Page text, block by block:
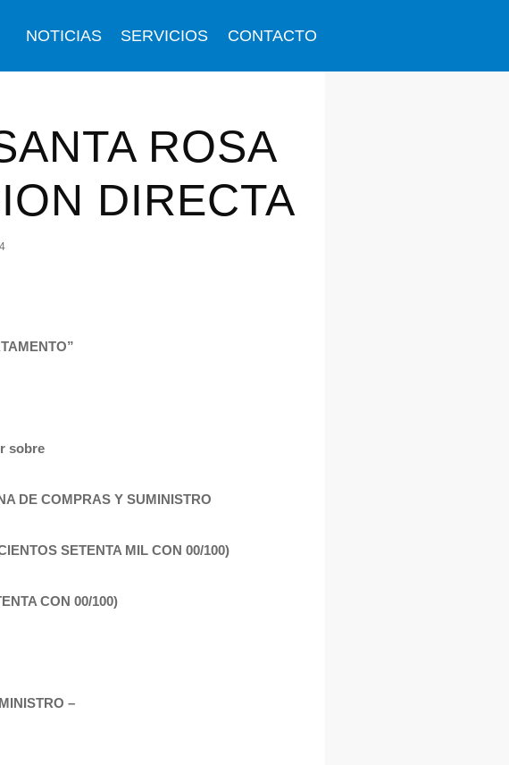
NOTICIAS SERVICIOS CONTACTO
ROSA
DIRECTA
sobre
DE COMPRAS Y SUMINISTRO
SETENTA MIL CON 00/100)
CON 00/100)
–